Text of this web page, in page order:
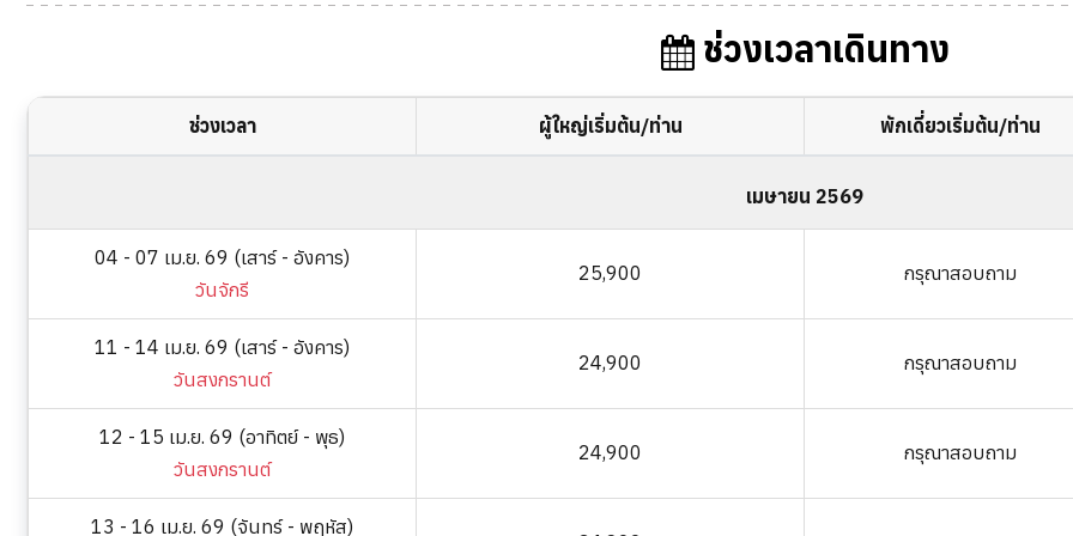
ช่วงเวลาเดินทาง
ช่วงเวลา ผู้ใหญ่เริ่มต้น/ท่าน พักเดี่ยวเริ่มต้น/ท่าน
เมษายน 2569
04 - 07 เม.ย. 69 (เสาร์ - อังคาร)
วันจักรี
25,900 กรุณาสอบถาม
11 - 14 เม.ย. 69 (เสาร์ - อังคาร)
วันสงกรานต์
24,900 กรุณาสอบถาม
12 - 15 เม.ย. 69 (อาทิตย์ - พุธ)
วันสงกรานต์
24,900 กรุณาสอบถาม
13 - 16 เม.ย. 69 (จันทร์ - พฤหัส)